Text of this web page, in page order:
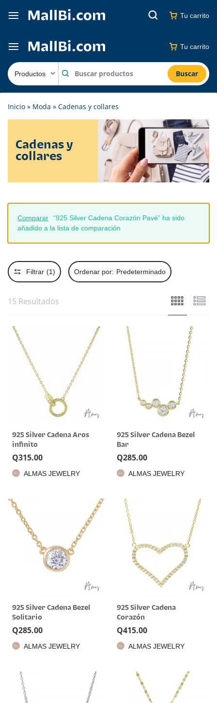
Tu carrito
Buscar
Tu carrito
Inicio » Moda » Cadenas y collares
Cadenas y
collares
Comparar
“925 Silver Cadena Corazón Pavé” ha sido
añadido a la lista de comparación
Filtrar (1) Ordenar por: Predeterminado
15 Resultados
925 Silver Cadena Aros
infinito
Q315.00
ALMAS JEWELRY
925 Silver Cadena Bezel
Bar
Q285.00
ALMAS JEWELRY
925 Silver Cadena Bezel
Solitario
Q285.00
ALMAS JEWELRY
925 Silver Cadena
Corazón
Q415.00
ALMAS JEWELRY